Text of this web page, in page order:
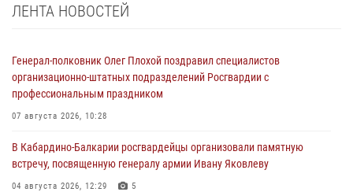
ЛЕНТА НОВОСТЕЙ
Генерал-полковник Олег Плохой поздравил специалистов
организационно-штатных подразделений Росгвардии с
профессиональным праздником
07 августа 2026, 10:28
В Кабардино-Балкарии росгвардейцы организовали памятную
встречу, посвященную генералу армии Ивану Яковлеву
04 августа 2026, 12:29 5